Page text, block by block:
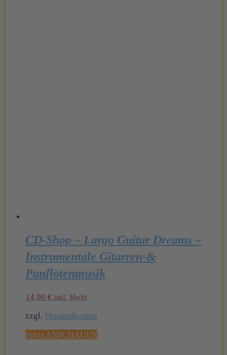
CD-Shop – Largo Guitar Dreams –
Instrumentale Gitarren-&
Panflötenmusik
14,90 € inkl. MwSt
zzgl. Versandkosten
Infos ANSCHAUEN